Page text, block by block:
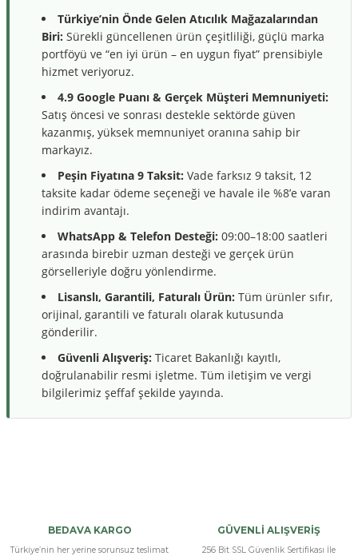
Türkiye’nin Önde Gelen Atıcılık Mağazalarından
Biri: Sürekli güncellenen ürün çeşitliliği, güçlü marka
portföyü ve “en iyi ürün – en uygun fiyat” prensibiyle
hizmet veriyoruz.
4.9 Google Puanı & Gerçek Müşteri Memnuniyeti:
Satış öncesi ve sonrası destekle sektörde güven
kazanmış, yüksek memnuniyet oranına sahip bir
markayız.
Peşin Fiyatına 9 Taksit: Vade farksız 9 taksit, 12
taksite kadar ödeme seçeneği ve havale ile %8’e varan
indirim avantajı.
WhatsApp & Telefon Desteği: 09:00–18:00 saatleri
arasında birebir uzman desteği ve gerçek ürün
görselleriyle doğru yönlendirme.
Lisanslı, Garantili, Faturalı Ürün: Tüm ürünler sıfır,
orijinal, garantili ve faturalı olarak kutusunda
gönderilir.
Güvenli Alışveriş: Ticaret Bakanlığı kayıtlı,
doğrulanabilir resmi işletme. Tüm iletişim ve vergi
bilgilerimiz şeffaf şekilde yayında.
BEDAVA KARGO
Türkiye’nin her yerine sorunsuz teslimat
GÜVENLİ ALIŞVERİŞ
256 Bit SSL Güvenlik Sertifikası İle